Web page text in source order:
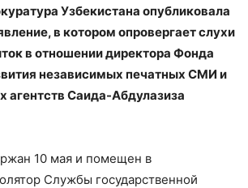
Узбекистана опубликовала
в котором опровергает слухи
в отношении директора Фонда
независимых печатных СМИ и
Саида-Абдулазиза
10 мая и помещен в
Службы государственной